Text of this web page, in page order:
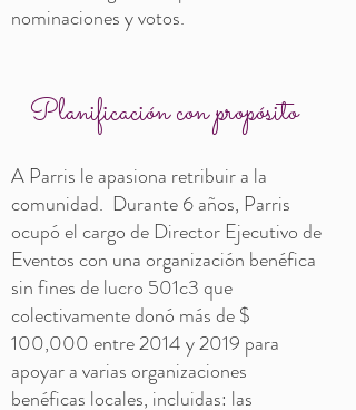
nominaciones y votos.
Planificación con propósito​
A Parris le apasiona retribuir a la
comunidad. Durante 6 años, Parris
ocupó el cargo de Director Ejecutivo de
Eventos con una organización benéfica
sin fines de lucro 501c3 que
colectivamente donó más de $
100,000 entre 2014 y 2019 para
apoyar a varias organizaciones
benéficas locales, incluidas: las